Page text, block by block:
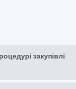
закупівлі